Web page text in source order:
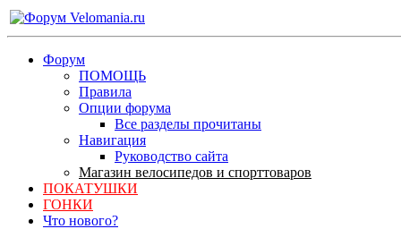
Форум
ПОМОЩЬ
Правила
Опции форума
Все разделы прочитаны
Навигация
Руководство сайта
Магазин велосипедов и спорттоваров
ПОКАТУШКИ
ГОНКИ
Что нового?